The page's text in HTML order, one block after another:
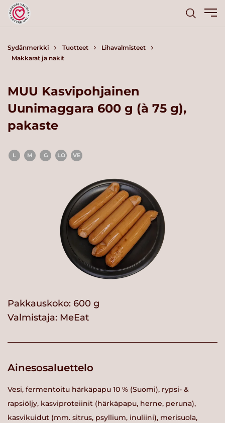
Sydänmerkki Tuotteet
Lihavalmisteet
Makkarat ja nakit
MUU Kasvipohjainen
Uunimaggara 600 g (à 75 g),
pakaste
L M G LO VE
Pakkauskoko: 600 g
Valmistaja: MeEat
Ainesosaluettelo
Vesi, fermentoitu härkäpapu 10 % (Suomi), rypsi- &
rapsiöljy, kasviproteiinit (härkäpapu, herne, peruna),
kasvikuidut (mm. sitrus, psyllium, inuliini), merisuola,